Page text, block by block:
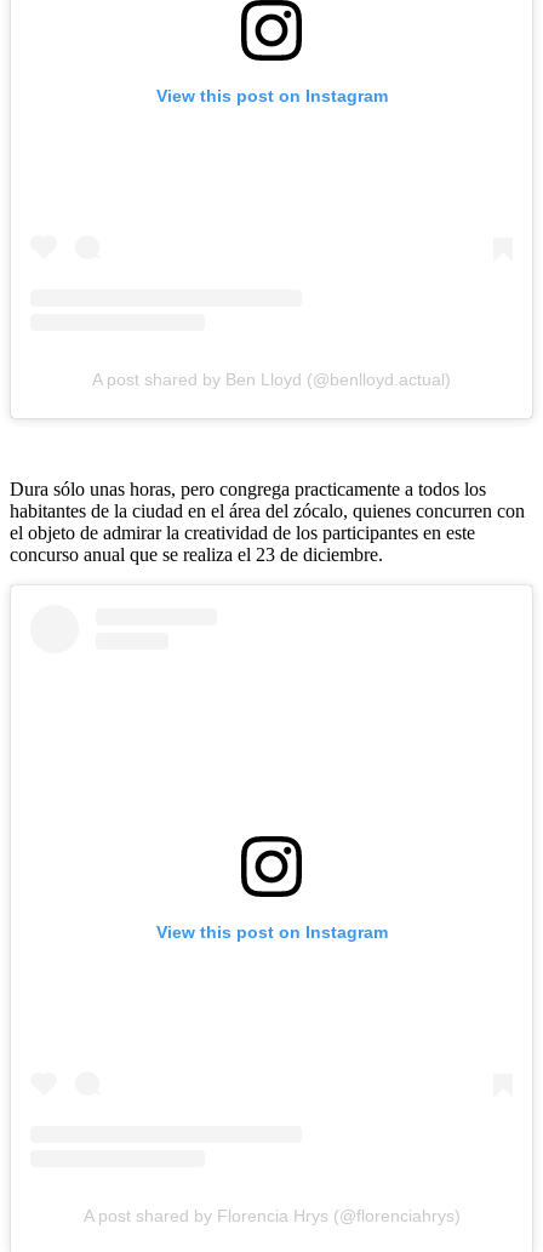
View this post on Instagram
A post shared by Ben Lloyd (@benlloyd.actual)
Dura sólo unas horas, pero congrega practicamente a todos los
habitantes de la ciudad en el área del zócalo, quienes concurren con
el objeto de admirar la creatividad de los participantes en este
concurso anual que se realiza el 23 de diciembre.
View this post on Instagram
A post shared by Florencia Hrys (@florenciahrys)